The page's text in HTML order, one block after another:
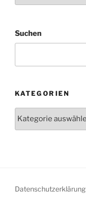
Suchen
KATEGORIEN
Datenschutzerklärung